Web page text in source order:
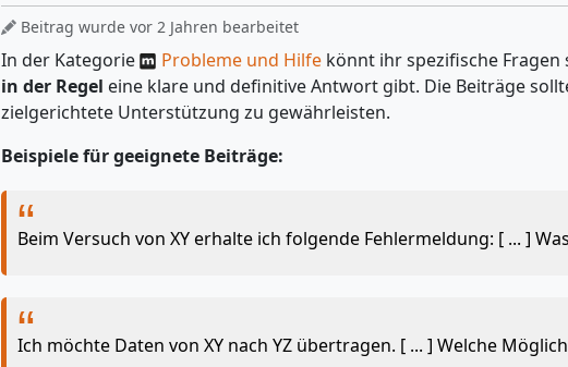
Beitrag wurde vor 2 Jahren bearbeitet
In der Kategorie Probleme und Hilfe könnt ihr spezifische
in der Regel eine klare und definitive Antwort gibt. Die Beiträge
zielgerichtete Unterstützung zu gewährleisten.
Beispiele für geeignete Beiträge:
Beim Versuch von XY erhalte ich folgende Fehlermeldung: [ ... ]
Ich möchte Daten von XY nach YZ übertragen. [ ... ] Welche